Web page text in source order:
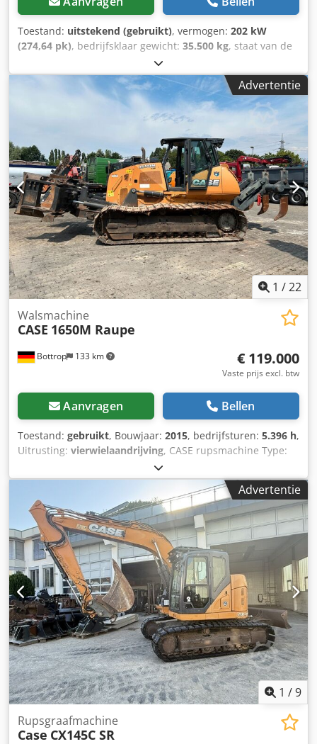
nummer. = Verdere informatie = Modeljaar: 2016
Toelaatbaar totaal gewicht: 5.500 kg Afmetingen (l x b x h):
538 x 174 x 208 cm CE-markering: ja Technische staat: zeer
goed Visuele staat: goed Serienummer:
FNH021FSNGHP00509 Neem contact op met Gerrit
Haverhoek voor meer informatie.
Toestand: uitstekend (gebruikt), vermogen: 202 kW
(274,64 pk), bedrijfsklaar gewicht: 35.500 kg, staat van de
2006, bedrijfsturen:
Uitrusting:airconditioning, CASE CX330 Bouwjaar: 2006
Bedrijfstijden: 9.139 uur Gesloten cabine Airconditioning
Radio Centrale smering Standaard giek Steel: 3,30 m
Volledige hydraulische leidingen (voor hamer, grijper,
schaar) Snelwisselsysteem OQ80 1x bak – 800 mm breed
1x grijper – functioneert, maar heeft reparatie nodig
Onderstel in goede staat, circa 70% over Bodemplaten 600
mm breed Chedpfozp Rm Rex Acaja Isuzu motor met 202
kW CE-keuring Transportafmetingen: 10,8 x 3 x 3,40 m
Bedrijfsgewicht: 35,5 ton.
Advertentie
1 /22
Bottrop 133 km
Walsmachine
CASE 1650M Raupe
€ 119.000
Vaste prijs excl. btw
Aanvragen Bellen
Toestand: gebruikt, Bouwjaar: 2015, bedrijfsturen: 5.396 h,
Uitrusting: vierwielaandrijving, CASE rupsmachine Type:
1650M Leeggewicht: 19.200 kg Cedjzhyrmopfx Acajha
Vermogen: 122 kW Bedrijfsuren: 5.396 Uitrusting: -
Stoelverwarming - Airconditioning - Radio - Achterop
ripper met 3 tanden - Voorste cabinebeschermingen en
roosters - Schuifblad (hydraulisch opklapbaar) Wij
ondersteunen u graag ook op het gebied van
financiering/leasing met onze partners. Alle gegevens
zonder garantie. Wijzigingen en tussentijdse verkoop
voorbehouden.
Advertentie
1 /9
Rupsgraafmachine
Case CX145C SR